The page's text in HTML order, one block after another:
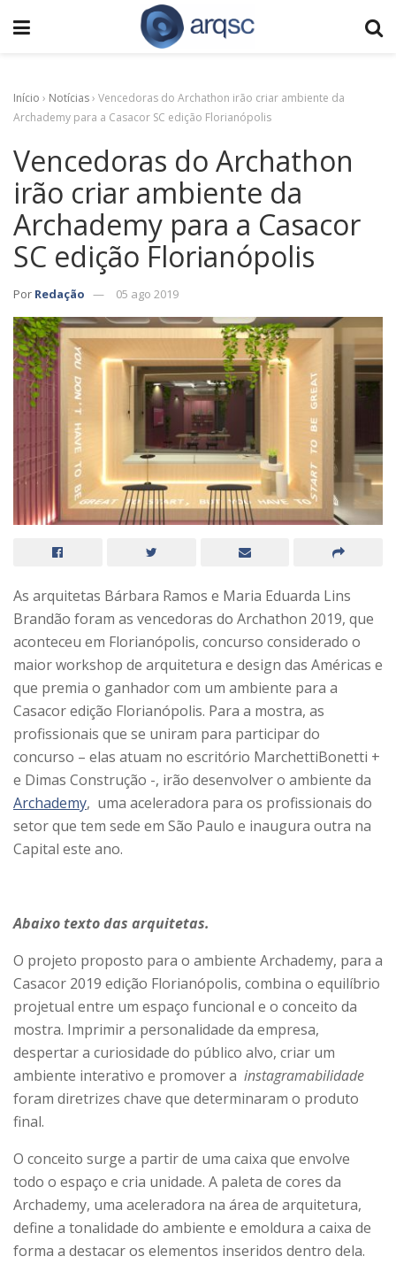
Início › Notícias› Vencedoras do Archathon irão criar ambiente da
Archademy para a Casacor SC edição Florianópolis
Vencedoras do Archathon
irão criar ambiente da
Archademy para a Casacor
SC edição Florianópolis
Por Redação 05 ago 2019
As arquitetas Bárbara Ramos e Maria Eduarda Lins
Brandão foram as vencedoras do Archathon 2019, que
aconteceu em Florianópolis, concurso considerado o
maior workshop de arquitetura e design das Américas e
que premia o ganhador com um ambiente para a
Casacor edição Florianópolis. Para a mostra, as
profissionais que se uniram para participar do
concurso – elas atuam no escritório MarchettiBonetti +
e Dimas Construção -, irão desenvolver o ambiente da
Archademy, uma aceleradora para os profissionais do
setor que tem sede em São Paulo e inaugura outra na
Capital este ano.
Abaixo texto das arquitetas.
O projeto proposto para o ambiente Archademy, para a
Casacor 2019 edição Florianópolis, combina o equilíbrio
projetual entre um espaço funcional e o conceito da
mostra. Imprimir a personalidade da empresa,
despertar a curiosidade do público alvo, criar um
ambiente interativo e promover a instagramabilidade
foram diretrizes chave que determinaram o produto
final.
O conceito surge a partir de uma caixa que envolve
todo o espaço e cria unidade. A paleta de cores da
Archademy, uma aceleradora na área de arquitetura,
define a tonalidade do ambiente e emoldura a caixa de
forma a destacar os elementos inseridos dentro dela.